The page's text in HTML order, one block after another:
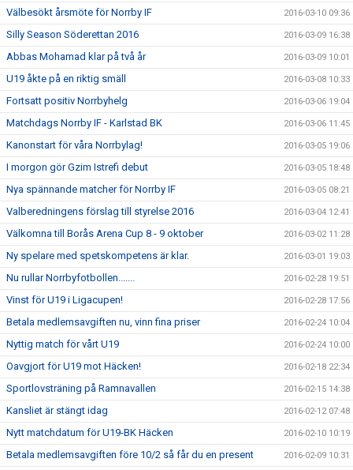
Välbesökt årsmöte för Norrby IF 2016-03-10 09:36
Silly Season Söderettan 2016 2016-03-09 16:38
Abbas Mohamad klar på två år 2016-03-09 10:01
U19 åkte på en riktig smäll 2016-03-08 10:33
Fortsatt positiv Norrbyhelg 2016-03-06 19:04
Matchdags Norrby IF - Karlstad BK 2016-03-06 11:45
Kanonstart för våra Norrbylag! 2016-03-05 19:06
I morgon gör Gzim Istrefi debut 2016-03-05 18:48
Nya spännande matcher för Norrby IF 2016-03-05 08:21
Valberedningens förslag till styrelse 2016 2016-03-04 12:41
Välkomna till Borås Arena Cup 8 - 9 oktober 2016-03-02 11:28
Ny spelare med spetskompetens är klar. 2016-03-01 19:03
Nu rullar Norrbyfotbollen....... 2016-02-28 19:51
Vinst för U19 i Ligacupen! 2016-02-28 17:56
Betala medlemsavgiften nu, vinn fina priser 2016-02-24 10:04
Nyttig match för vårt U19 2016-02-24 10:00
Oavgjort för U19 mot Häcken! 2016-02-18 22:34
Sportlovsträning på Ramnavallen 2016-02-15 14:38
Kansliet är stängt idag 2016-02-12 07:48
Nytt matchdatum för U19-BK Häcken 2016-02-10 10:19
Betala medlemsavgiften före 10/2 så får du en present 2016-02-09 10:31